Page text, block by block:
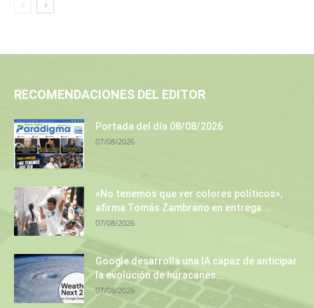
RECOMENDACIONES DEL EDITOR
Portada del día 08/08/2026
07/08/2026
«No tenemos que ver colores políticos»,
afirma Tomás Zambrano en entrega...
07/08/2026
Google desarrolla una IA capaz de anticipar
la evolución de huracanes...
07/08/2026